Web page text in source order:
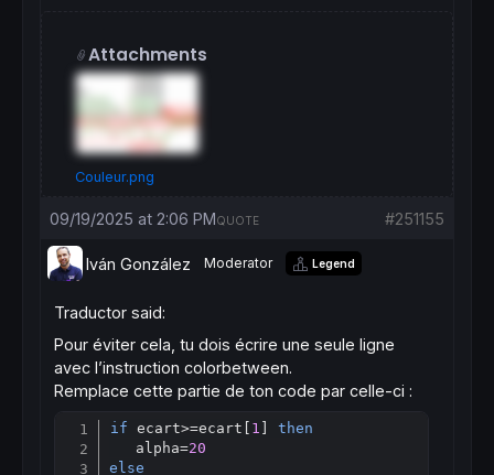
Attachments
Couleur.png
09/19/2025 at 2:06 PM #251155
QUOTE
Iván González Moderator Legend
Traductor said:
Pour éviter cela, tu dois écrire une seule ligne
avec l’instruction colorbetween.
Remplace cette partie de ton code par celle-ci :
if ecart>=ecart[ 1 ] then
   alpha=
20
else